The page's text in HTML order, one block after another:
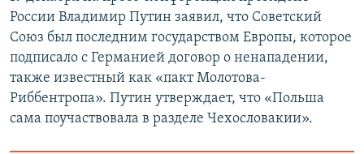
России Владимир Путин заявил, что Советский
Союз был последним государством Европы, которое
подписало с Германией договор о ненападении,
также известный как «пакт Молотова-
Риббентропа». Путин утверждает, что «Польша
сама поучаствовала в разделе Чехословакии».